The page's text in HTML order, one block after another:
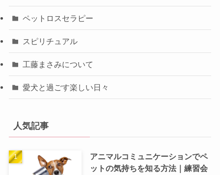
ペットロスセラピー
スピリチュアル
工藤まさみについて
愛犬と過ごす楽しい日々
人気記事
アニマルコミュニケーションでペ
ットの気持ちを知る方法｜練習会